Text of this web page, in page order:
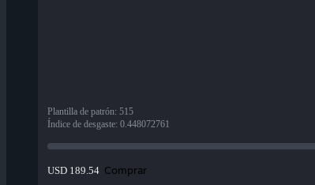
Plantilla de patrón: 515
Índice de desgaste: 0.448072761
USD 189.54 Comprar